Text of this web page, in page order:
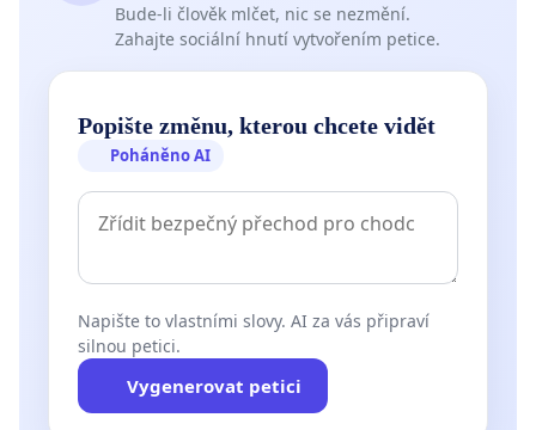
Bude-li člověk mlčet, nic se nezmění.
Zahajte sociální hnutí vytvořením petice.
Popište změnu, kterou chcete vidět
Poháněno AI
Napište to vlastními slovy. AI za vás připraví
silnou petici.
Vygenerovat petici